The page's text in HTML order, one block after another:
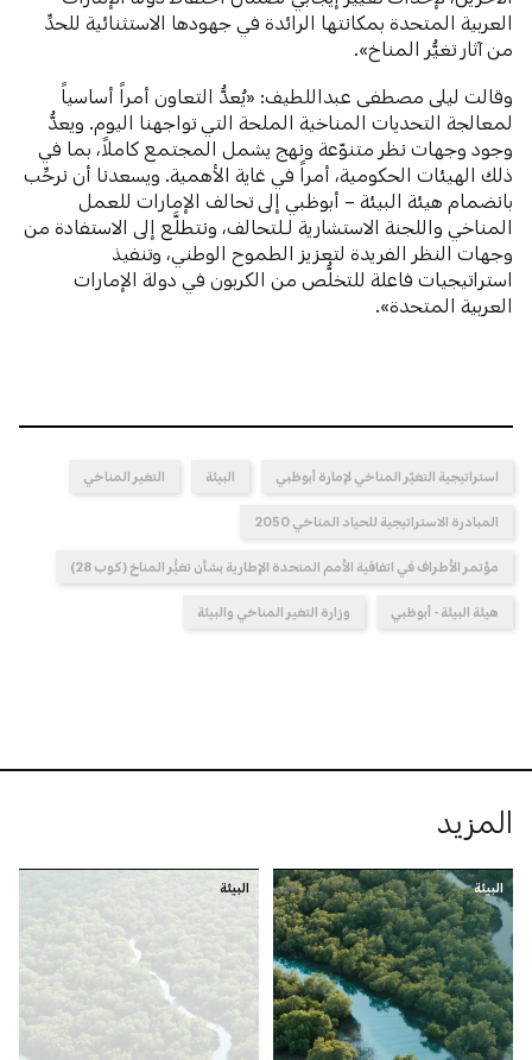
العربية المتحدة بمكانتها الرائدة في جهودها الاستثنائية للحدِّ
من آثار تغيُّر المناخ».
وقالت ليلى مصطفى عبداللطيف: «يُعدُّ التعاون أمراً أساسياً
لمعالجة التحديات المناخية الملحة التي تواجهنا اليوم. ويعدُّ
وجود وجهات نظر متنوّعة ونهج يشمل المجتمع كاملاً، بما في
ذلك الهيئات الحكومية، أمراً في غاية الأهمية. ويسعدنا أن نرحِّب
بانضمام هيئة البيئة – أبوظبي إلى تحالف الإمارات للعمل
المناخي واللجنة الاستشارية لـلتحالف، ونتطلَّع إلى الاستفادة من
وجهات النظر الفريدة لتعزيز الطموح الوطني، وتنفيذ
استراتيجيات فاعلة للتخلُّص من الكربون في دولة الإمارات
العربية المتحدة».
استراتيجية التغيّر المناخي لإمارة أبوظبي البيئة التغير المناخي
المبادرة الاستراتيجية للحياد المناخي 2050
مؤتمر الأطراف في اتفاقية الأمم المتحدة الإطارية بشأن تغيُّر المناخ (كوب 28)
هيئة البيئة - أبوظبي وزارة التغير المناخي والبيئة
المزيد
البيئة البيئة